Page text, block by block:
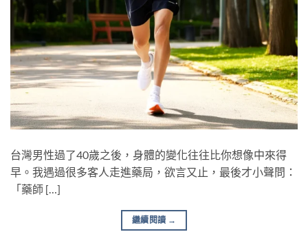
台灣男性過了40歲之後，身體的變化往往比你想像中來得
早。我遇過很多客人走進藥局，欲言又止，最後才小聲問：
「藥師 […]
繼續閱讀 →